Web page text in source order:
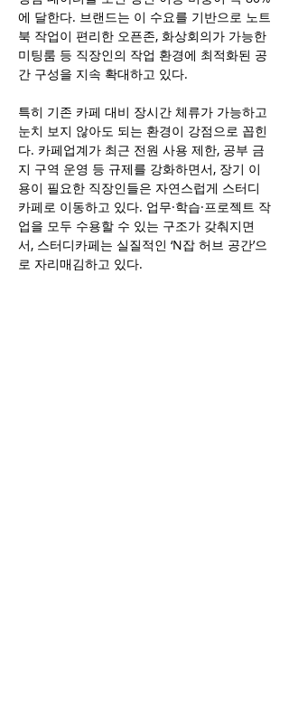
에 달한다. 브랜드는 이 수요를 기반으로 노트
북 작업이 편리한 오픈존, 화상회의가 가능한
미팅룸 등 직장인의 작업 환경에 최적화된 공
간 구성을 지속 확대하고 있다.
특히 기존 카페 대비 장시간 체류가 가능하고
눈치 보지 않아도 되는 환경이 강점으로 꼽힌
다. 카페업계가 최근 전원 사용 제한, 공부 금
지 구역 운영 등 규제를 강화하면서, 장기 이
용이 필요한 직장인들은 자연스럽게 스터디
카페로 이동하고 있다. 업무·학습·프로젝트 작
업을 모두 수용할 수 있는 구조가 갖춰지면
서, 스터디카페는 실질적인 ‘N잡 허브 공간’으
로 자리매김하고 있다.